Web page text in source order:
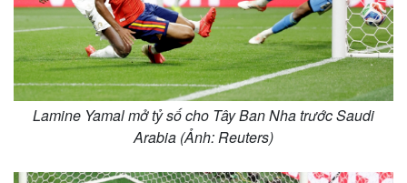
Lamine Yamal mở tỷ số cho Tây Ban Nha trước Saudi
Arabia (Ảnh: Reuters)